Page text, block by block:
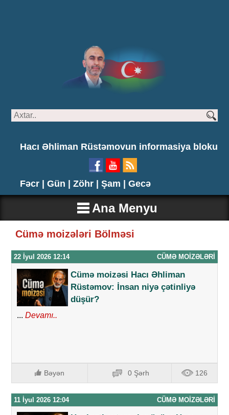
Hacı Əhliman Rüstəmovun informasiya bloku
Fəcr | Gün | Zöhr | Şam | Gecə
Ana Menyu
Cümə moizələri Bölməsi
22 İyul 2026 12:14 CÜMƏ MOIZƏLƏRI
Cümə moizəsi Hacı Əhliman
Rüstəmov: İnsan niyə çətinliyə
düşür?
... Devamı..
Bəyən 0 Şərh 126
11 İyul 2026 12:04 CÜMƏ MOIZƏLƏRI